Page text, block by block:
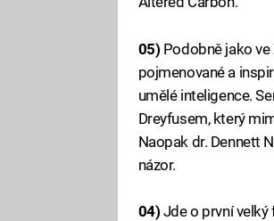
05) Podobně jako
pojmenované a
umělé inteligence.
Dreyfusem, který
Naopak dr. Dennett
názor.
04) Jde o první